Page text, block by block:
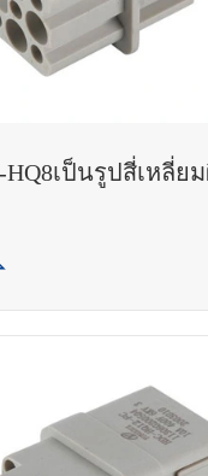
HQ8เป็นรูปสี่เหลี่ย